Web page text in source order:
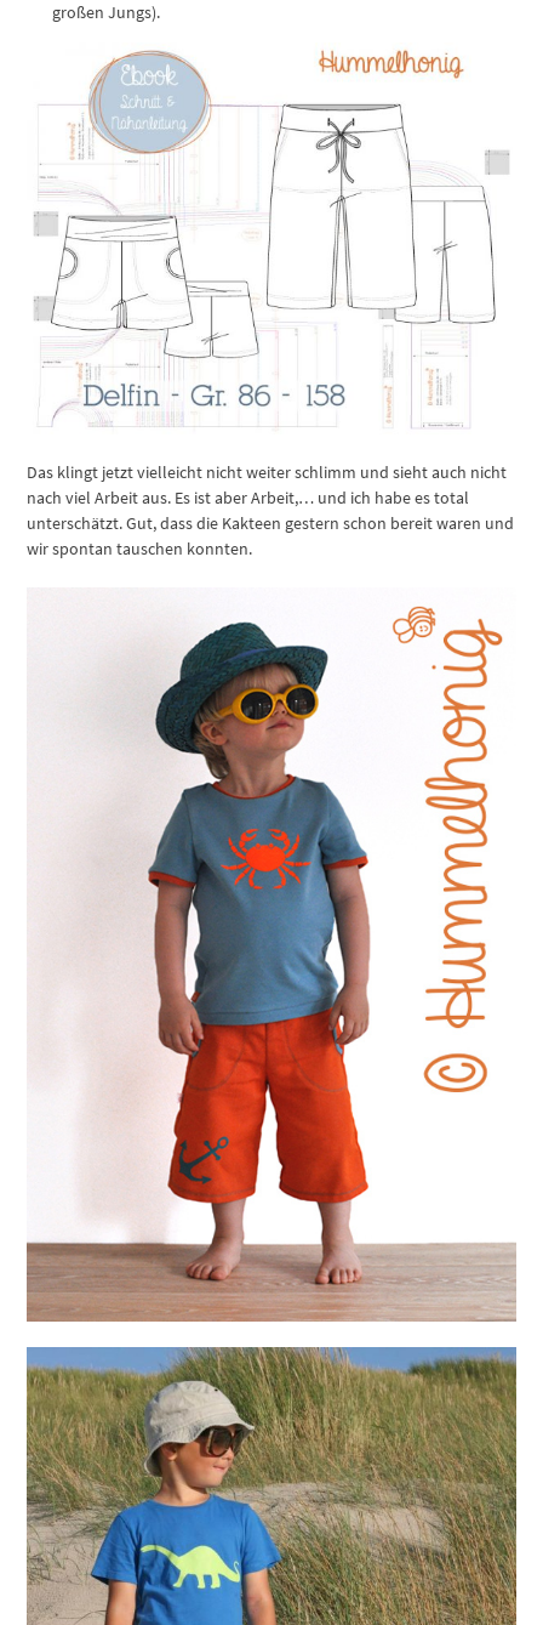
großen Jungs).
Das klingt jetzt vielleicht nicht weiter schlimm und sieht auch nicht
nach viel Arbeit aus. Es ist aber Arbeit,… und ich habe es total
unterschätzt. Gut, dass die Kakteen gestern schon bereit waren und
wir spontan tauschen konnten.